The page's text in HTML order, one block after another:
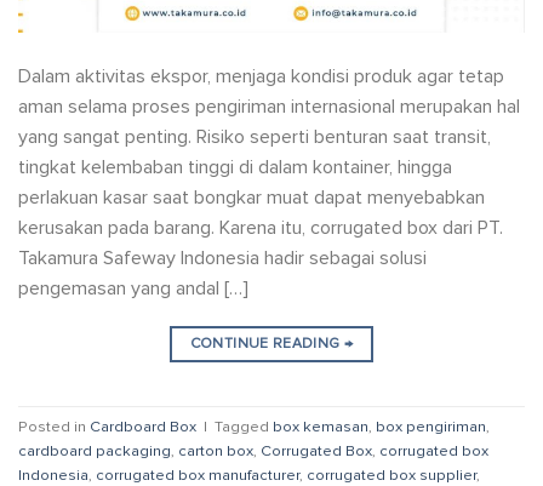
Dalam aktivitas ekspor, menjaga kondisi produk agar tetap
aman selama proses pengiriman internasional merupakan hal
yang sangat penting. Risiko seperti benturan saat transit,
tingkat kelembaban tinggi di dalam kontainer, hingga
perlakuan kasar saat bongkar muat dapat menyebabkan
kerusakan pada barang. Karena itu, corrugated box dari PT.
Takamura Safeway Indonesia hadir sebagai solusi
pengemasan yang andal […]
CONTINUE READING →
Posted in Cardboard Box | Tagged box kemasan, box pengiriman,
cardboard packaging, carton box, Corrugated Box, corrugated box
Indonesia, corrugated box manufacturer, corrugated box supplier,